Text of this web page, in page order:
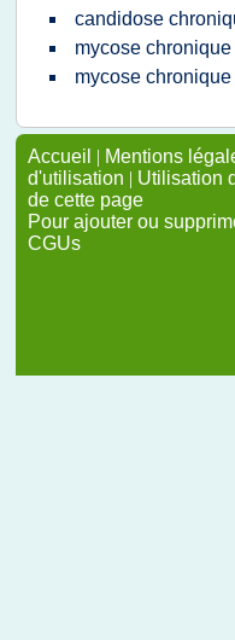
candidose
mycose chronique
mycose
Accueil | Mentions
d'utilisation | Utilisation
de cette page
Pour ajouter ou
CGUs